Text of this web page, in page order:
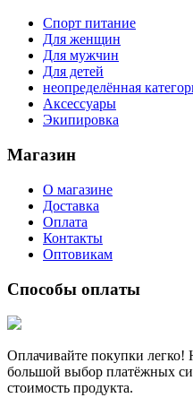
Спорт питание
Для женщин
Для мужчин
Для детей
неопределённая
Аксессуары
Экипировка
Магазин
О магазине
Доставка
Оплата
Контакты
Оптовикам
Способы оплаты
Оплачивайте покупки легко!
большой выбор платёжных
стоимость продукта.